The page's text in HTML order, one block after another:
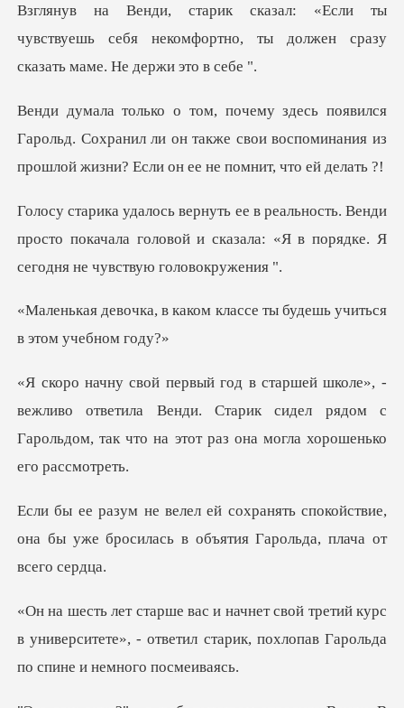
ы
чувствуешь себя некомфортно, ты должен
рольд. Сохранил ли он также свои воспоминания из
пр
Венди
просто покачала головой и сказала: «Я в
ком классе ты будешь учи
ливо ответила Венди. Старик сидел рядом с
Гарольдом, т
спокойствие,
она бы уже бросилась в о
ий курс
в университете», - ответил старик, пох